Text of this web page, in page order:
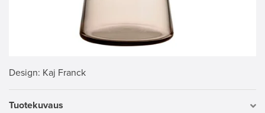
Design: Kaj Franck
Tuotekuvaus